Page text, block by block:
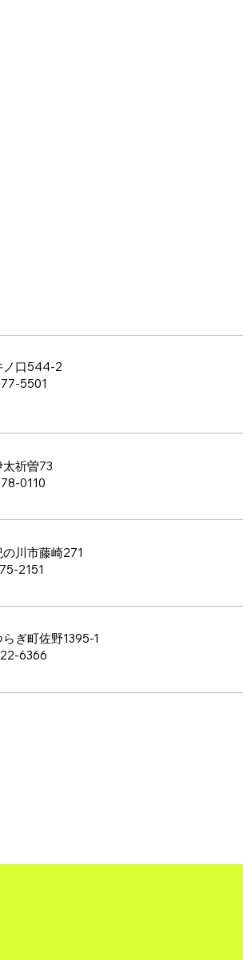
ノ口544-2
5501
祈曽73
0110
川市藤崎271
2151
ぎ町佐野1395-1
6366